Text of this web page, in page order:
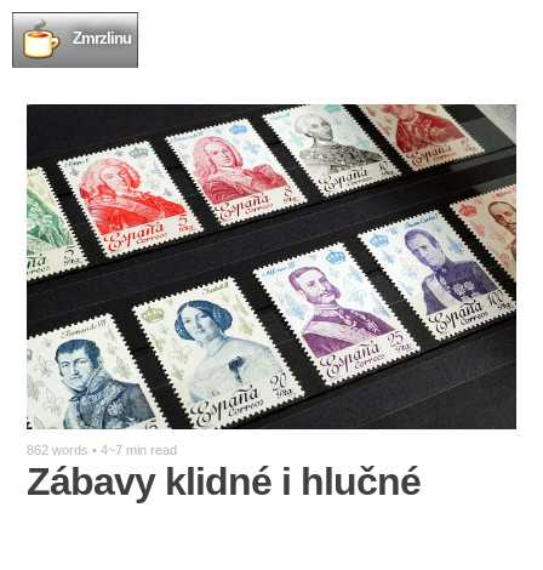
Zmrzlinu
862 words • 4~7 min read
Zábavy klidné i hlučné